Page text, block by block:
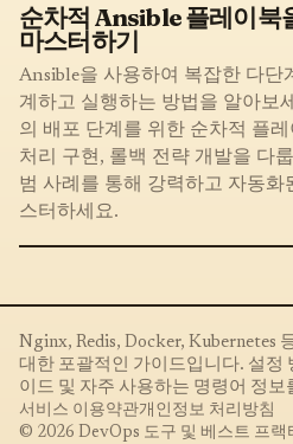
순차적 Ansible 플레이북
마스터하기
Ansible을 사용하여 복잡한 다단
계하고 실행하는 방법을 알아보
의 배포 단계를 위한 순차적 플
처리 구현, 롤백 전략 개발을 다
범 사례를 통해 강력하고 자동
스터하세요.
Nginx, Redis, Docker, Kubernetes
대한 포괄적인 가이드입니다. 설정
이드 및 자주 사용하는 명령어 정
서비스 이용약관개인정보 처리방침
© 2026 DevOps 도구 및 베스트 프랙